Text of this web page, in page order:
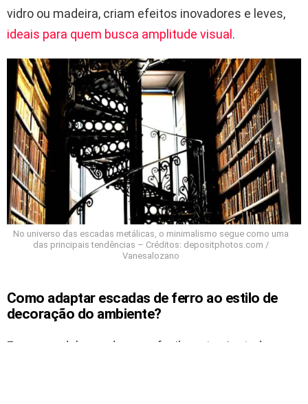
vidro ou madeira, criam efeitos inovadores e leves,
ideais para quem busca amplitude visual .
No universo das escadas metálicas, o minimalismo segue como uma
das principais tendências – Créditos: depositphotos.com /
Vanesalozano
Como adaptar escadas de ferro ao estilo de
decoração do ambiente?
Esses modelos podem ser facilmente ajustados